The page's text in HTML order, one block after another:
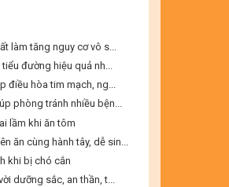
làm tăng nguy cơ vô s...
đường hiệu quả nh...
điều hòa tim mạch, ng...
phòng tránh nhiều bện...
lầm khi ăn tôm
ăn cùng hành tây, dễ sin...
khi bị chó cắn
dưỡng sắc, an thần, t...